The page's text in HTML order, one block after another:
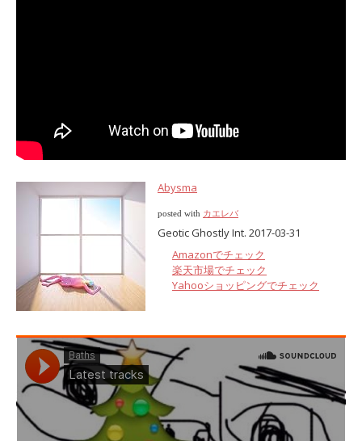
Abysma
posted with カエレバ
Geotic Ghostly Int. 2017-03-31
Amazonでチェック
楽天市場でチェック
Yahooショッピングでチェック